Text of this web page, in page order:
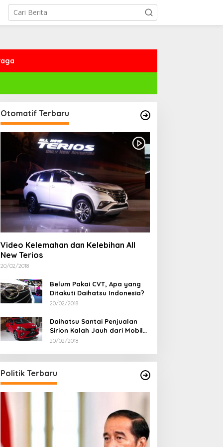
Otomatif Terbaru
Video Kelemahan dan Kelebihan All
New Terios
20/02/2018
Belum Pakai CVT, Apa yang
Ditakuti Daihatsu Indonesia?
20/02/2018
Daihatsu Santai Penjualan
Sirion Kalah Jauh dari Mobil
LCGC
20/02/2018
Politik Terbaru